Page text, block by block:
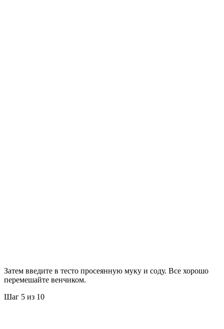
Затем введите в тесто просеянную муку и соду. Все хорошо
перемешайте венчиком.
Шаг 5 из 10